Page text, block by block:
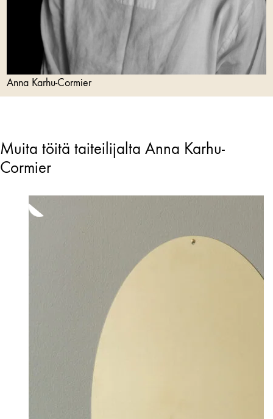
Anna Karhu-Cormier
Muita töitä taiteilijalta Anna Karhu-
Cormier